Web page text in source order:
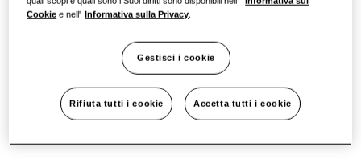
Documentazione
Cookie e nell' Informativa sulla Privacy.
Gestisci i cookie
Rifiuta tutti i cookie Accetta tutti i cookie